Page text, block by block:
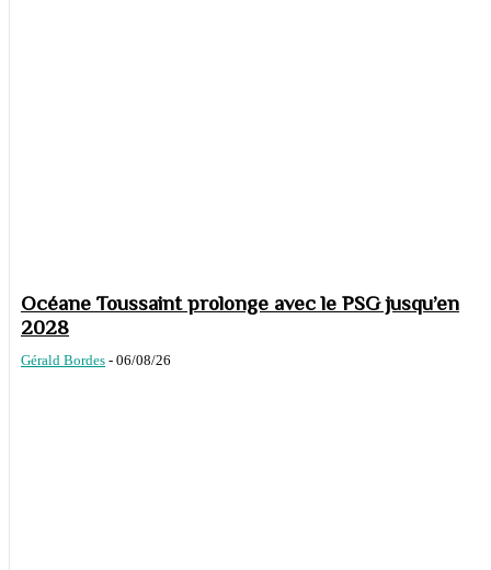
Océane Toussaint prolonge avec le PSG jusqu’en
2028
Gérald Bordes - 06/08/26